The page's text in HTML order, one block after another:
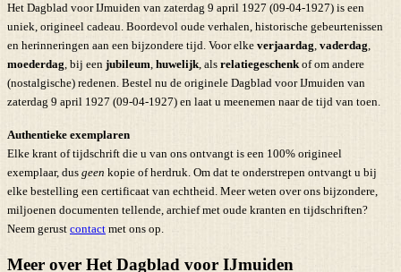
Het Dagblad voor IJmuiden van zaterdag 9 april 1927 (09-04-1927) is een
uniek, origineel cadeau. Boordevol oude verhalen, historische gebeurtenissen
en herinneringen aan een bijzondere tijd. Voor elke verjaardag, vaderdag,
moederdag, bij een jubileum, huwelijk, als relatiegeschenkof om andere
(nostalgische) redenen. Bestel nu de originele Dagblad voor IJmuiden van
zaterdag 9 april 1927 (09-04-1927) en laat u meenemen naar de tijd van toen.
Authentieke exemplaren
Elke krant of tijdschrift die u van ons ontvangt is een 100% origineel
exemplaar, dus geen kopie of herdruk. Om dat te onderstrepen ontvangt u bij
elke bestelling een certificaat van echtheid. Meer weten over ons bijzondere,
miljoenen documenten tellende, archief met oude kranten en tijdschriften?
Neem gerust contact met ons op.
Meer over Het Dagblad voor IJmuiden